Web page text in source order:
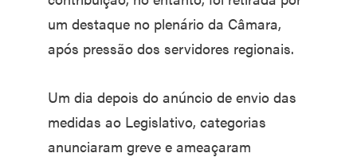
um destaque no plenário da Câmara,
após pressão dos servidores regionais.
Um dia depois do anúncio de envio das
medidas ao Legislativo, categorias
anunciaram greve e ameaçaram